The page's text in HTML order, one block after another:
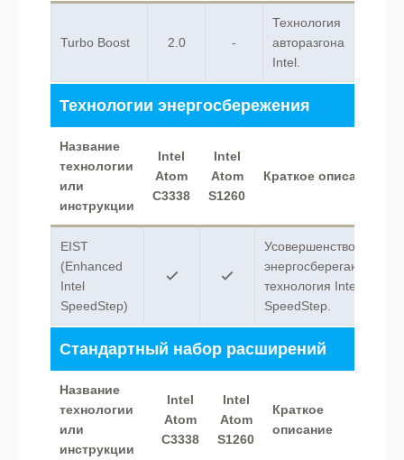
Turbo Boost 2.0 -
Технология
авторазгона
Intel.
Технологии энергосбережения
Название
технологии
или
инструкции
Intel
Atom
C3338
Intel
Atom
S1260
Краткое описание
EIST
(Enhanced
Intel
SpeedStep)
Усовершенствованная
энергосберегающая
технология Intel
SpeedStep.
Стандартный набор расширений
Название
технологии
или
инструкции
Intel
Atom
C3338
Intel
Atom
S1260
Краткое
описание